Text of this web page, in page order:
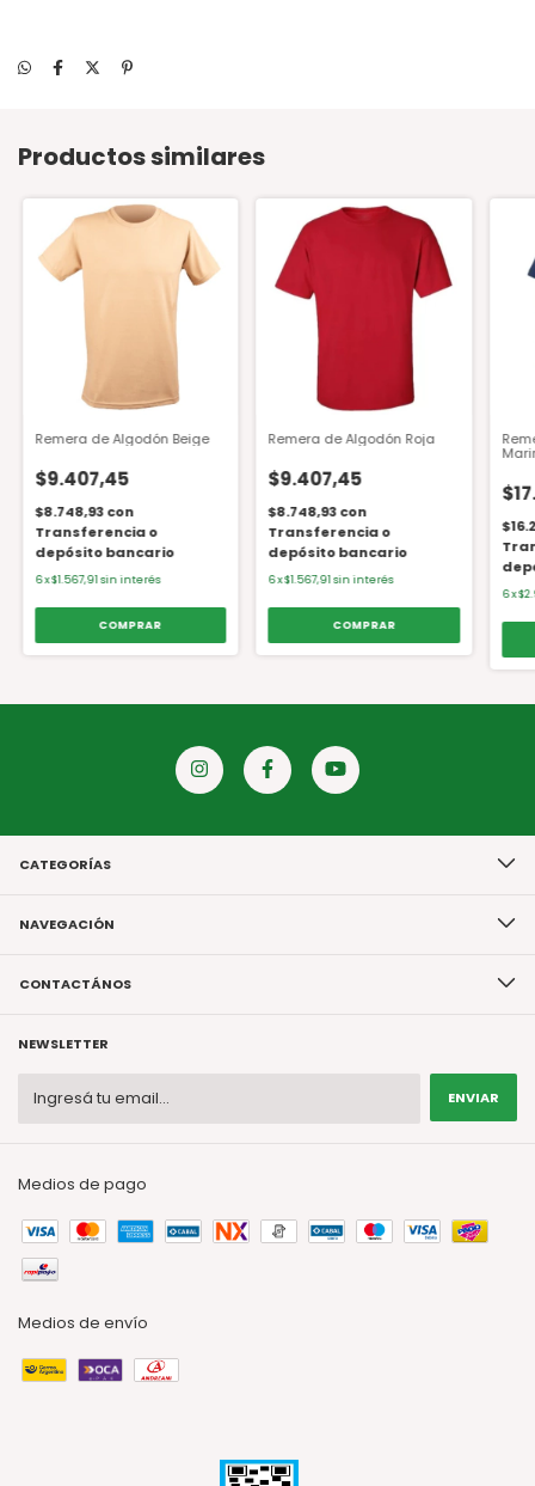
Productos similares
Remera de Algodón Beige
$9.407,45
$8.748,93con
Transferencia o
depósito bancario
6x$1.567,91sin interés
COMPRAR
Remera de Algodón Roja
$9.407,45
$8.748,93con
Transferencia o
depósito bancario
6x$1.567,91 sin interés
COMPRAR
6x
CATEGORÍAS
NAVEGACIÓN
CONTACTÁNOS
NEWSLETTER
Medios de pago
Medios de envío